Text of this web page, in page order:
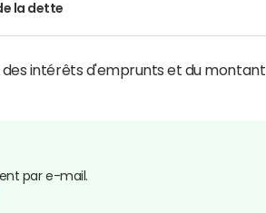
la dette
intérêts d'emprunts et du montant
par e-mail.